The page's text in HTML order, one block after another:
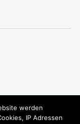
werden
IP Adressen